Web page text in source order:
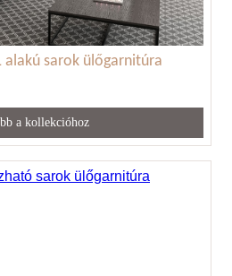
alakú sarok ülőgarnitúra
a kollekcióhoz